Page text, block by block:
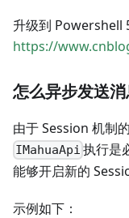
升级到 Powershell 5
https://
怎么异步发送消
由于 Session 机制
IMahuaApi 执行是
能够开启新的
示例如下：